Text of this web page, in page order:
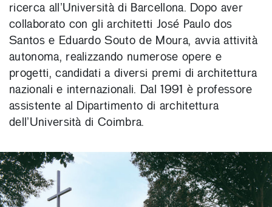
ricerca all’Università di Barcellona. Dopo aver
collaborato con gli architetti José Paulo dos
Santos e Eduardo Souto de Moura, avvia attività
autonoma, realizzando numerose opere e
progetti, candidati a diversi premi di architettura
nazionali e internazionali. Dal 1991 è professore
assistente al Dipartimento di architettura
dell’Università di Coimbra.